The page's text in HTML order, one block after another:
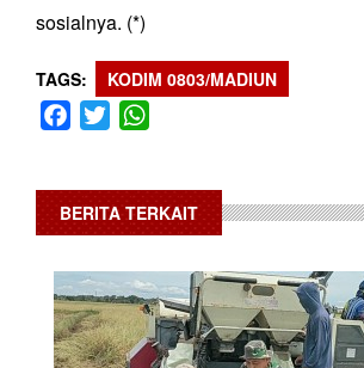
sosialnya. (*)
TAGS KODIM 0803/MADIUN
Facebook
Twitter
BERITA TERKAIT